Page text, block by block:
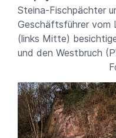
Steina-Fischpächter
Geschäftsführer vom
(links Mitte)
und den
Foto: D.